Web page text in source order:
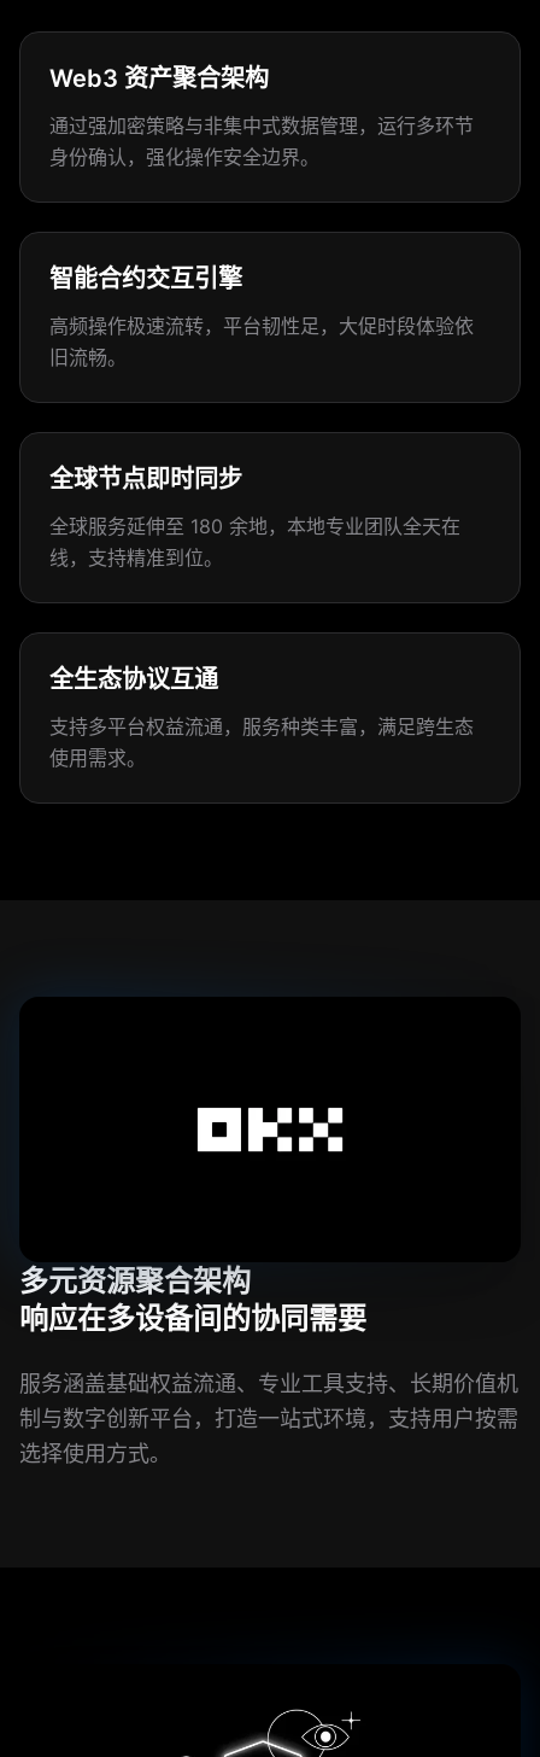
Web3 资产聚合架构
通过强加密策略与非集中式数据管理，运行多环节
身份确认，强化操作安全边界。
智能合约交互引擎
高频操作极速流转，平台韧性足，大促时段体验依
旧流畅。
全球节点即时同步
全球服务延伸至 180 余地，本地专业团队全天在
线，支持精准到位。
全生态协议互通
支持多平台权益流通，服务种类丰富，满足跨生态
使用需求。
多元资源聚合架构
响应在多设备间的协同需要
服务涵盖基础权益流通、专业工具支持、长期价值机
制与数字创新平台，打造一站式环境，支持用户按需
选择使用方式。